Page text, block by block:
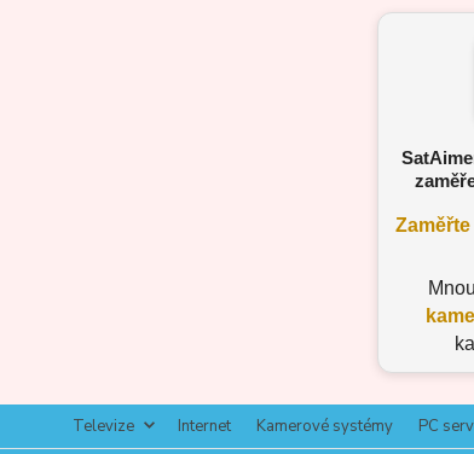
Televize Internet Kamerové systémy PC